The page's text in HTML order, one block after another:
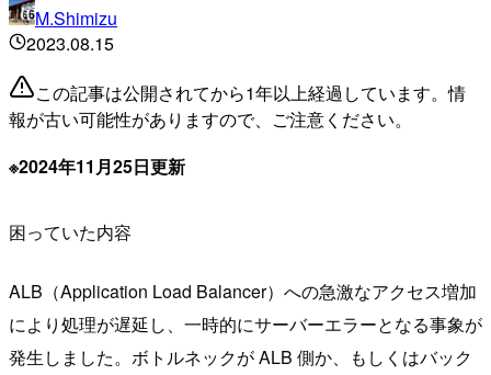
M.Shimizu
2023.08.15
この記事は公開されてから1年以上経過しています。情
報が古い可能性がありますので、ご注意ください。
※2024年11月25日更新
困っていた内容
ALB（Application Load Balancer）への急激なアクセス増加
により処理が遅延し、一時的にサーバーエラーとなる事象が
発生しました。ボトルネックが ALB 側か、もしくはバック